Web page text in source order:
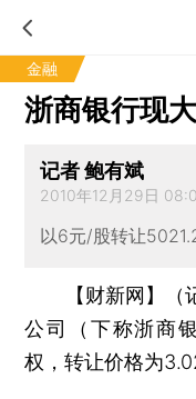
金融
浙商银行现
记者 鲍有斌
2010年12月29日
以6元/股转让
【财新网】（
公司（下称浙商
权，转让价格为